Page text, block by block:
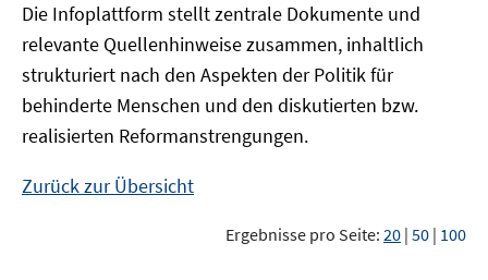
Die Infoplattform stellt zentrale Dokumente und
relevante Quellenhinweise zusammen, inhaltlich
strukturiert nach den Aspekten der Politik für
behinderte Menschen und den diskutierten bzw.
realisierten Reformanstrengungen.
Zurück zur Übersicht
Ergebnisse pro Seite: 20 | 50 | 100